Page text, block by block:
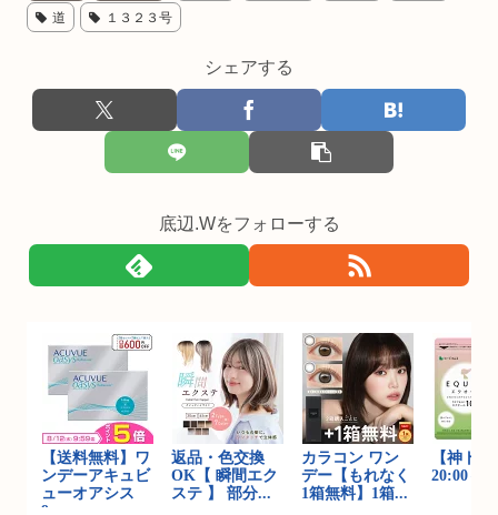
道 １３２３号
シェアする
底辺.Wをフォローする